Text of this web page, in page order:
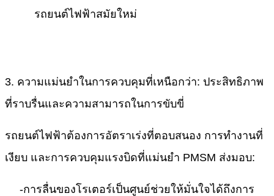
รถยนต์ไฟฟ้าสมัยใหม่
3. ความแม่นยำในการควบคุมที่เหนือกว่า: ประสิทธิภาพ
ที่ราบรื่นและความสามารถในการขับขี่
รถยนต์ไฟฟ้าต้องการอัตราเร่งที่ตอบสนอง การทำงานที่
เงียบ และการควบคุมแรงบิดที่แม่นยำ PMSM ส่งมอบ:
-การลื่นของโรเตอร์เป็นศูนย์ช่วยให้มั่นใจได้ถึงการ